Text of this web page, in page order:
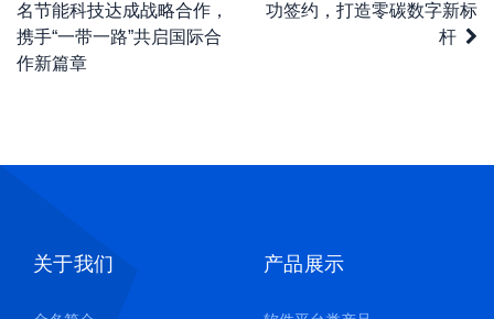
名节能科技达成战略合作，
携手“一带一路”共启国际合
作新篇章
功签约，打造零碳数字新标
杆
关于我们 产品展示